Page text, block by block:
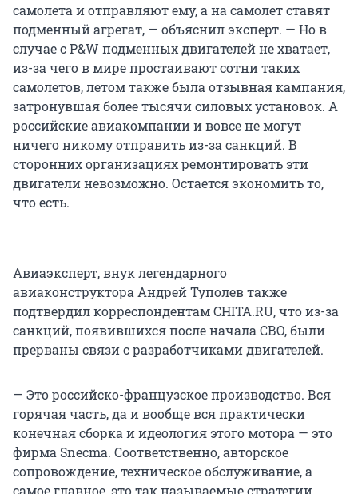
самолета и отправляют ему, а на самолет ставят
подменный агрегат, — объяснил эксперт. — Но в
случае с P&W подменных двигателей не хватает,
из-за чего в мире простаивают сотни таких
самолетов, летом также была отзывная кампания,
затронувшая более тысячи силовых установок. А
российские авиакомпании и вовсе не могут
ничего никому отправить из-за санкций. В
сторонних организациях ремонтировать эти
двигатели невозможно. Остается экономить то,
что есть.
Авиаэксперт, внук легендарного
авиаконструктора Андрей Туполев также
подтвердил корреспондентам CHITA.RU, что из-за
санкций, появившихся после начала СВО, были
прерваны связи с разработчиками двигателей.
— Это российско-французское производство. Вся
горячая часть, да и вообще вся практически
конечная сборка и идеология этого мотора — это
фирма Snecma. Соответственно, авторское
сопровождение, техническое обслуживание, а
самое главное, это так называемые стратегии,